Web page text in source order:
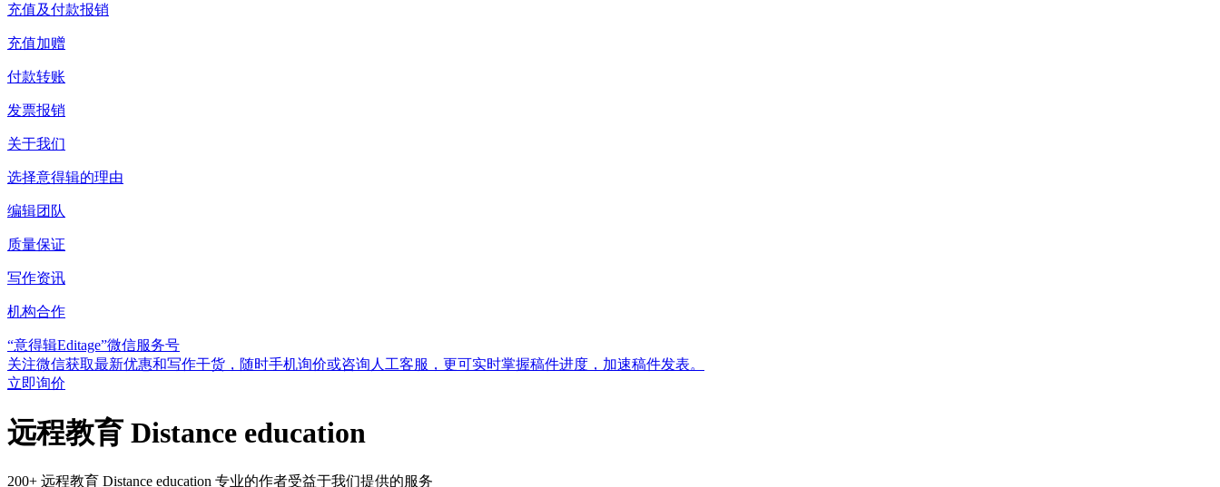
充值及付款报销
充值加赠
付款转账
发票报销
关于我们
选择意得辑的理由
编辑团队
质量保证
写作资讯
机构合作
“意得辑Editage”微信服务号
关注微信获取最新优惠和写作干货，随时手机询价或咨询人工客服，更可实时掌握稿件进度，加速稿件发表。
立即询价
远程教育 Distance education
200+ 远程教育 Distance education 专业的作者受益于我们提供的服务